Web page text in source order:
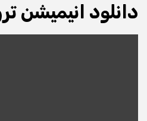
دانلود انیمیشن